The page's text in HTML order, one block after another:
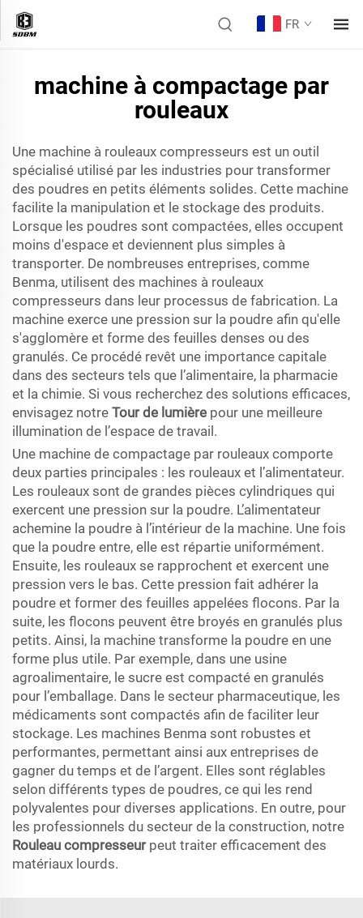
FR
machine à compactage par
rouleaux
Une machine à rouleaux compresseurs est un outil
spécialisé utilisé par les industries pour transformer
des poudres en petits éléments solides. Cette machine
facilite la manipulation et le stockage des produits.
Lorsque les poudres sont compactées, elles occupent
moins d'espace et deviennent plus simples à
transporter. De nombreuses entreprises, comme
Benma, utilisent des machines à rouleaux
compresseurs dans leur processus de fabrication. La
machine exerce une pression sur la poudre afin qu'elle
s'agglomère et forme des feuilles denses ou des
granulés. Ce procédé revêt une importance capitale
dans des secteurs tels que l’alimentaire, la pharmacie
et la chimie. Si vous recherchez des solutions efficaces,
envisagez notre Tour de lumière pour une meilleure
illumination de l’espace de travail.
Une machine de compactage par rouleaux comporte
deux parties principales : les rouleaux et l’alimentateur.
Les rouleaux sont de grandes pièces cylindriques qui
exercent une pression sur la poudre. L’alimentateur
achemine la poudre à l’intérieur de la machine. Une fois
que la poudre entre, elle est répartie uniformément.
Ensuite, les rouleaux se rapprochent et exercent une
pression vers le bas. Cette pression fait adhérer la
poudre et former des feuilles appelées flocons. Par la
suite, les flocons peuvent être broyés en granulés plus
petits. Ainsi, la machine transforme la poudre en une
forme plus utile. Par exemple, dans une usine
agroalimentaire, le sucre est compacté en granulés
pour l’emballage. Dans le secteur pharmaceutique, les
médicaments sont compactés afin de faciliter leur
stockage. Les machines Benma sont robustes et
performantes, permettant ainsi aux entreprises de
gagner du temps et de l’argent. Elles sont réglables
selon différents types de poudres, ce qui les rend
polyvalentes pour diverses applications. En outre, pour
les professionnels du secteur de la construction, notre
Rouleau compresseur peut traiter efficacement des
matériaux lourds.